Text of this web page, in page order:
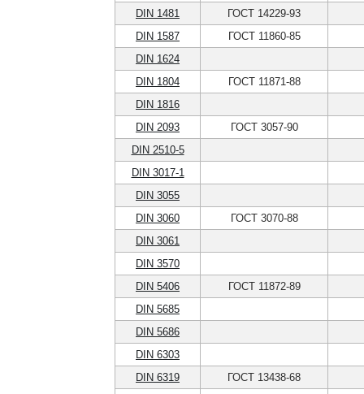
DIN 1481
ГОСТ 14229-93
DIN 1587
ГОСТ 11860-85
DIN 1624
DIN 1804
ГОСТ 11871-88
DIN 1816
DIN 2093
ГОСТ 3057-90
DIN 2510-5
DIN 3017-1
DIN 3055
DIN 3060
ГОСТ 3070-88
DIN 3061
DIN 3570
DIN 5406
ГОСТ 11872-89
DIN 5685
DIN 5686
DIN 6303
DIN 6319
ГОСТ 13438-68